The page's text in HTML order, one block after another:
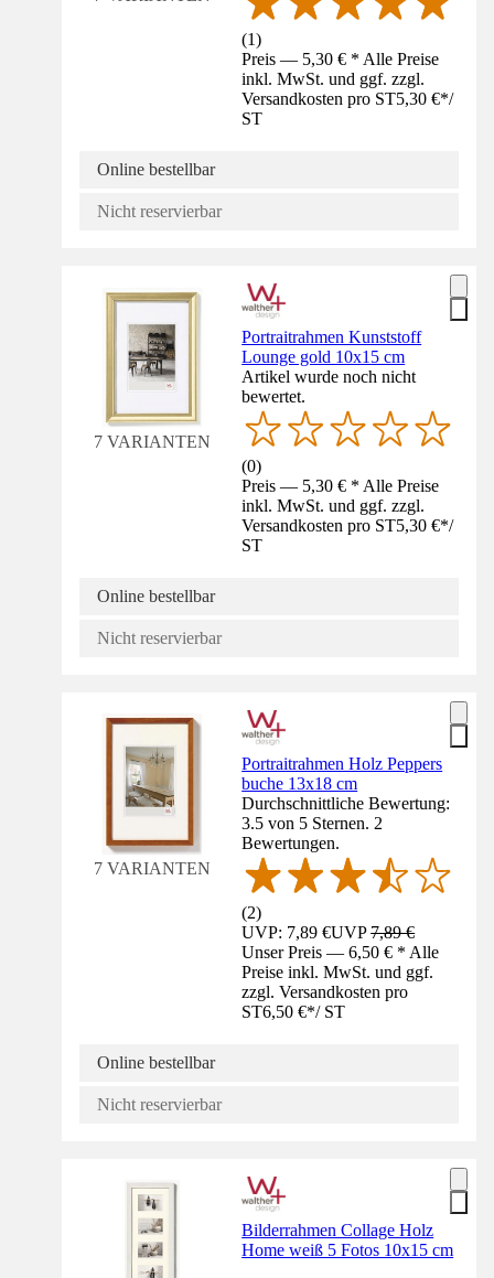
(1)
Preis — 5,30 € * Alle Preise
inkl. MwSt. und ggf. zzgl.
Versandkosten pro ST5,30 €*/
ST
Online bestellbar
Nicht reservierbar
7 VARIANTEN
Portraitrahmen Kunststoff
Lounge gold 10x15 cm
Artikel wurde noch nicht
bewertet.
(0)
Preis — 5,30 € * Alle Preise
inkl. MwSt. und ggf. zzgl.
Versandkosten pro ST5,30 €*/
ST
Online bestellbar
Nicht reservierbar
7 VARIANTEN
Portraitrahmen Holz Peppers
buche 13x18 cm
Durchschnittliche Bewertung:
3.5 von 5 Sternen. 2
Bewertungen.
(2)
UVP: 7,89 €UVP7,89 €
Unser Preis — 6,50 € * Alle
Preise inkl. MwSt. und ggf.
zzgl. Versandkosten pro
ST6,50 €*/ ST
Online bestellbar
Nicht reservierbar
Bilderrahmen Collage Holz
Home weiß 5 Fotos 10x15 cm